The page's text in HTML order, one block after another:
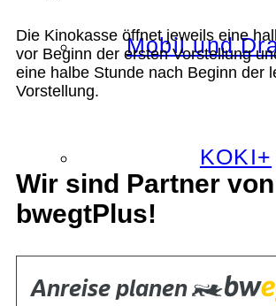
Mobil und
KOKI+
Die Kinokasse öffnet jeweils eine
vor Beginn der ersten Vorstellung
eine halbe Stunde nach Beginn der
Vorstellung.
Wir sind Partner von
bwegtPlus!